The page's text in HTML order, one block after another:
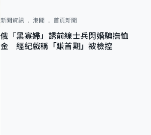
新聞資訊 港聞 首頁新聞
俄「黑寡婦」誘前線士兵閃婚騙撫恤
金 經紀戲稱「賺首期」被檢控